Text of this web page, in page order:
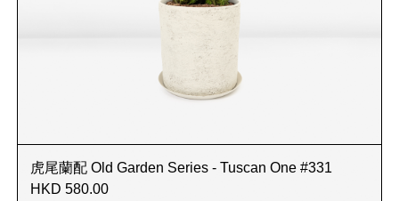
虎尾蘭配 Old Garden Series - Tuscan One #331
HKD 580.00